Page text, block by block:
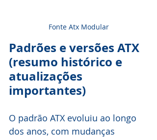
Fonte Atx Modular
Padrões e versões ATX
(resumo histórico e
atualizações
importantes)
O padrão ATX evoluiu ao longo
dos anos, com mudanças